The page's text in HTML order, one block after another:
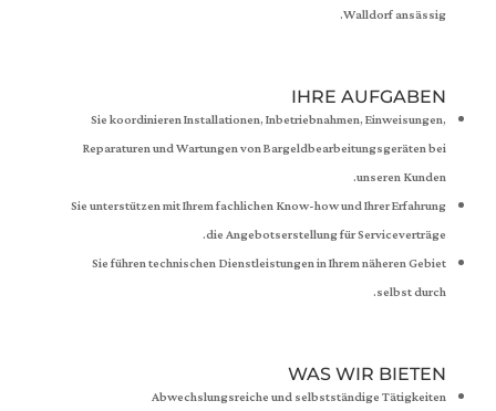
Walldorf ansässig.
IHRE AUFGABEN
Sie koordinieren Installationen, Inbetriebnahmen, Einweisungen,
Reparaturen und Wartungen von Bargeldbearbeitungsgeräten bei
unseren Kunden.
Sie unterstützen mit Ihrem fachlichen Know-how und Ihrer Erfahrung
die Angebotserstellung für Serviceverträge.
Sie führen technischen Dienstleistungen in Ihrem näheren Gebiet
selbst durch.
WAS WIR BIETEN
Abwechslungsreiche und selbstständige Tätigkeiten